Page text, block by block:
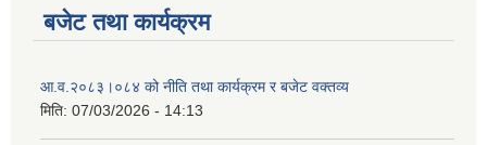
बजेट तथा कार्यक्रम
आ.व.२०८३।०८४ को नीति तथा कार्यक्रम र बजेट वक्तव्य
मिति: 07/03/2026 - 14:13